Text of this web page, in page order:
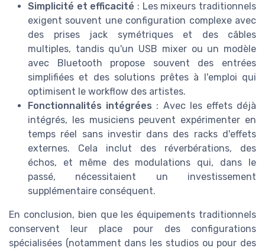
Simplicité et efficacité : Les mixeurs traditionnels
exigent souvent une configuration complexe avec
des prises jack symétriques et des câbles
multiples, tandis qu'un USB mixer ou un modèle
avec Bluetooth propose souvent des entrées
simplifiées et des solutions prêtes à l'emploi qui
optimisent le workflow des artistes.
Fonctionnalités intégrées : Avec les effets déjà
intégrés, les musiciens peuvent expérimenter en
temps réel sans investir dans des racks d'effets
externes. Cela inclut des réverbérations, des
échos, et même des modulations qui, dans le
passé, nécessitaient un investissement
supplémentaire conséquent.
En conclusion, bien que les équipements traditionnels
conservent leur place pour des configurations
spécialisées (notamment dans les studios ou pour des